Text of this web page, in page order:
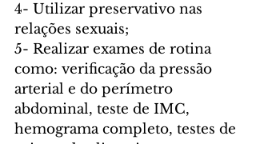
4- Utilizar preservativo nas
relações sexuais;
5- Realizar exames de rotina
como: verificação da pressão
arterial e do perímetro
abdominal, teste de IMC,
hemograma completo, testes de